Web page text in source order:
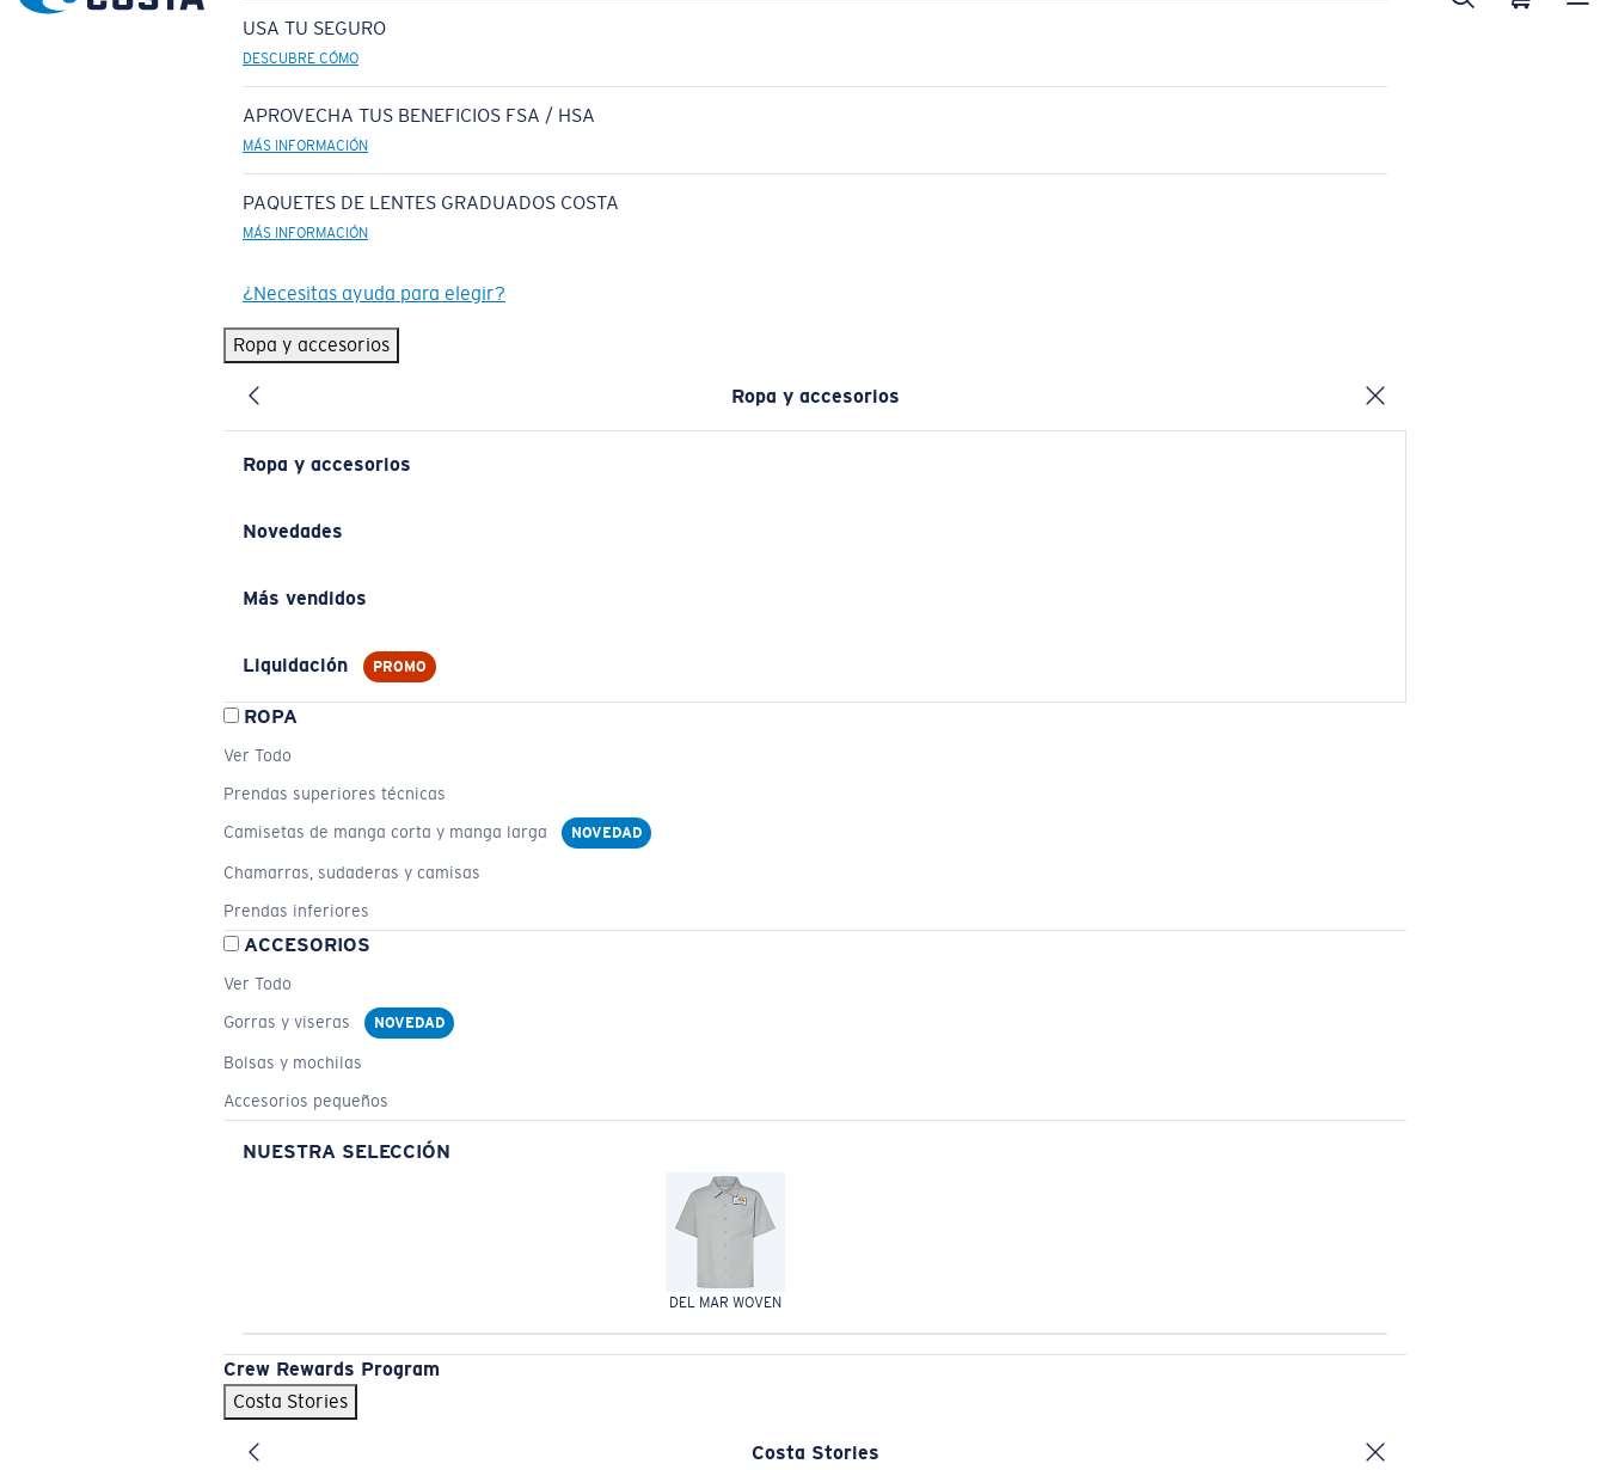
USA TU SEGURO
DESCUBRE CÓMO
APROVECHA TUS BENEFICIOS FSA / HSA
MÁS INFORMACIÓN
PAQUETES DE LENTES GRADUADOS COSTA
MÁS INFORMACIÓN
¿Necesitas ayuda para elegir?
Ropa y accesorios
Ropa y accesorios
Ropa y accesorios
Novedades
Más vendidos
Liquidación PROMO
ROPA
Ver Todo
Prendas superiores técnicas
Camisetas de manga corta y manga larga
NOVEDAD
Chamarras, sudaderas y camisas
Prendas inferiores
ACCESORIOS
Ver Todo
Gorras y viseras
NOVEDAD
Bolsas y mochilas
Accesorios pequeños
NUESTRA SELECCIÓN
DEL MAR WOVEN
Crew Rewards Program
Costa Stories
Costa Stories